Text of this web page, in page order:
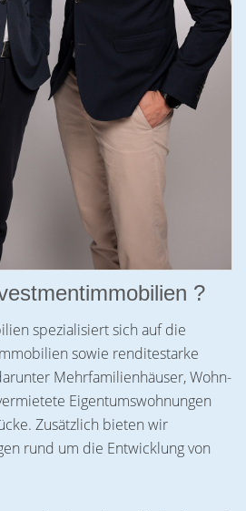
?
spezialisiert sich auf die
sowie renditestarke
Mehrfamilienhäuser, Wohn-
Eigentumswohnungen
Zusätzlich bieten wir
rund um die Entwicklung von